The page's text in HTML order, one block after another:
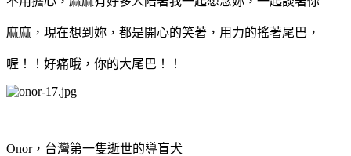
麻麻，現在想到妳，都是開心的笑著，用力的搖著尾巴，
喔！！好痛哦，你的大尾巴！！
Onor，台灣第一隻逝世的導盲犬